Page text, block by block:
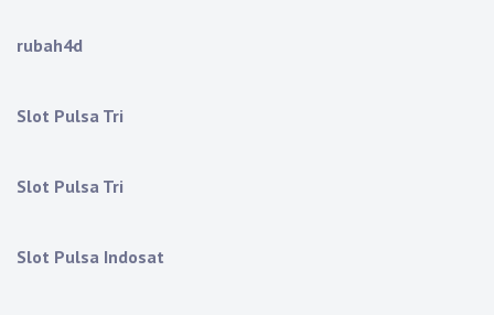
rubah4d
Slot Pulsa Tri
Slot Pulsa Tri
Slot Pulsa Indosat